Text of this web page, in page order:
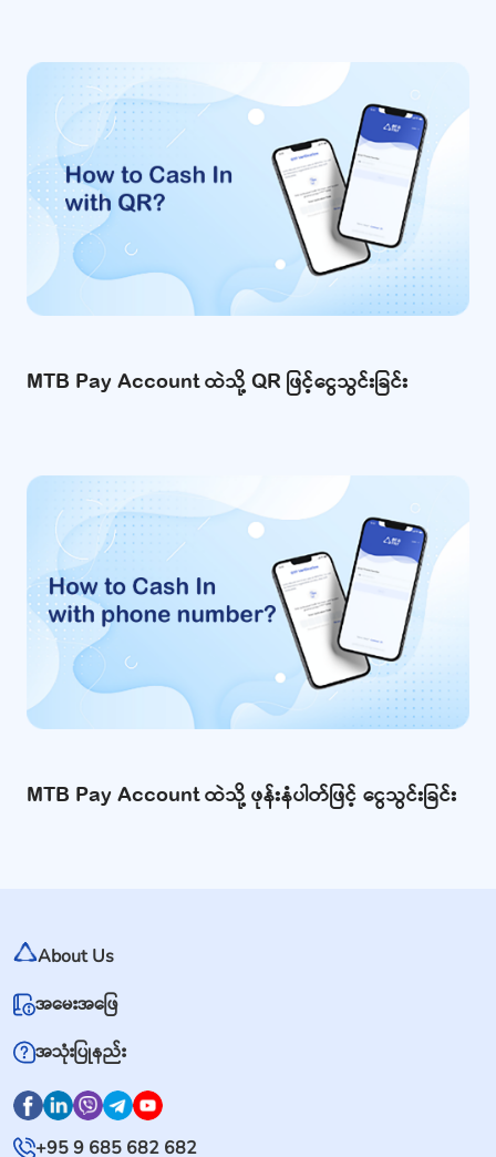
MTB Pay Account ထဲသို့ QR ဖြင့်ငွေသွင်းခြင်း
MTB Pay Account ထဲသို့ ဖုန်းနံပါတ်ဖြင့် ငွေသွင်းခြင်း
About Us
အမေးအဖြေ
အသုံးပြုနည်း
+95 9 685 682 682